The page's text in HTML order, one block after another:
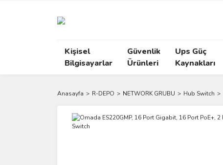
Kişisel
Bilgisayarlar
Güvenlik
Ürünleri
Ups Güç
Kaynakları
Anasayfa R-DEPO NETWORK GRUBU Hub Switch